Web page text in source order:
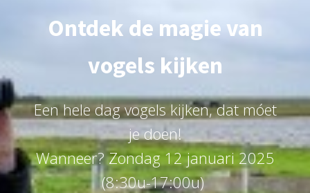
Ontdek de magie van
vogels kijken
Een hele dag vogels kijken, dat móet
je doen!
Wanneer? Zondag 12 januari 2025
(8:30u-17:00u)